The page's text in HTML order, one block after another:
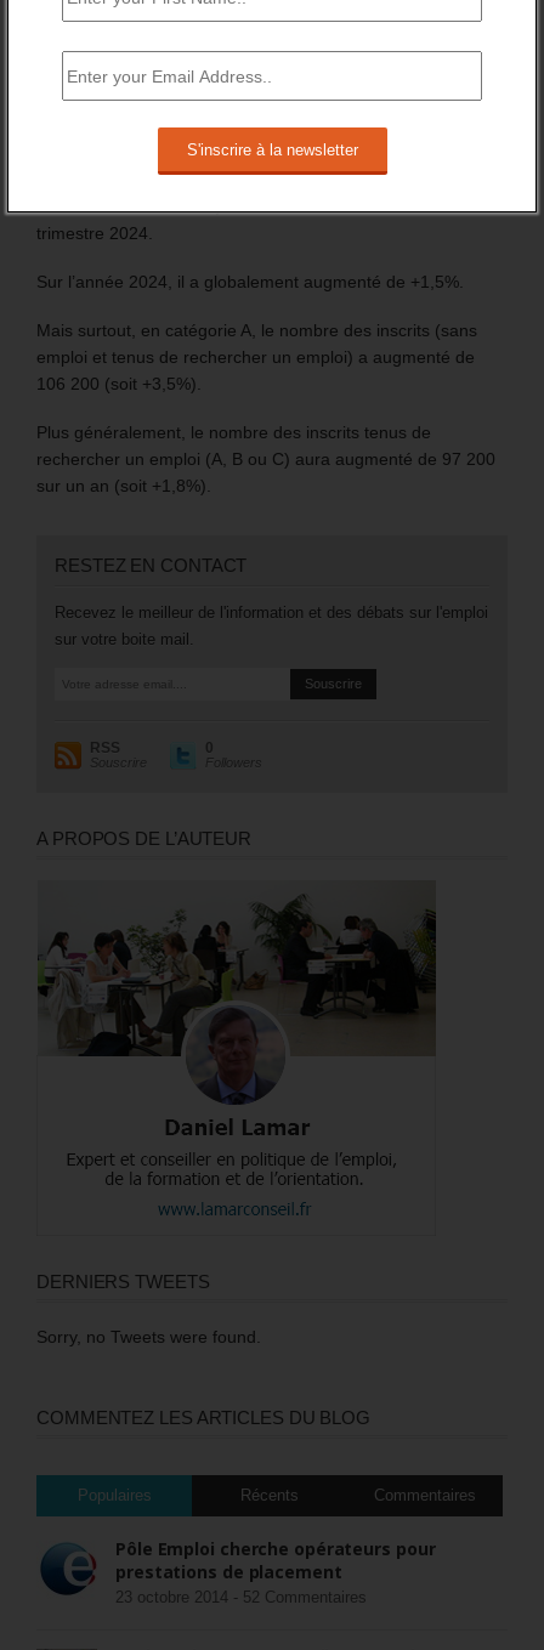
Les chiffres de 2024 du nombre d’inscrit à France travail
marquent la fin de la période précédant le lancement des
procédures d’inscription automatique, des jeunes
bénéficiaires d’une prestation (Pacea et CEJ) et des
nouveaux allocataires du RSA.
En France entière, le nombre de demandeurs d’emploi,
inscrits à France travail, s’élève à 6 255 100 au 4ème
trimestre 2024.
Sur l’année 2024, il a globalement augmenté de +1,5%.
Mais surtout, en catégorie A, le nombre des inscrits (sans
emploi et tenus de rechercher un emploi) a augmenté de
106 200 (soit +3,5%).
Plus généralement, le nombre des inscrits tenus de
rechercher un emploi (A, B ou C) aura augmenté de 97 200
sur un an (soit +1,8%).
RESTEZ EN CONTACT
Recevez le meilleur de l'information et des débats sur l'emploi
sur votre boite mail.
RSS
Souscrire
0
Followers
A PROPOS DE L’AUTEUR
DERNIERS TWEETS
Sorry, no Tweets were found.
COMMENTEZ LES ARTICLES DU BLOG
Populaires Récents Commentaires
Pôle Emploi cherche opérateurs pour
prestations de placement
23 octobre 2014 - 52 Commentaires